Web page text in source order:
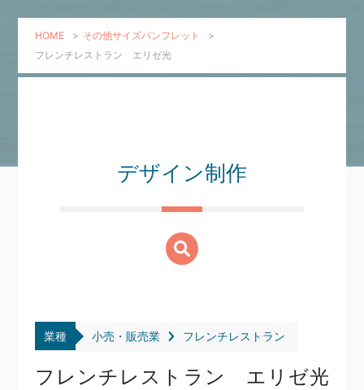
HOME > その他サイズパンフレット
>
フレンチレストラン エリゼ光
デザイン制作
業種 小売・販売業 フレンチレストラン
フレンチレストラン エリゼ光